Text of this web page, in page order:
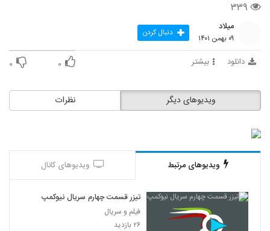
۳۳۹
میلاد
۰۹ بهمن ۱۴۰۱ دنبال کردن
دانلود بیشتر ۰ ۰
نظرات ویدیوهای دیگر
ویدیوهای مرتبط ویدیوهای کانال
تیزر قسمت چهارم سریال نیوکمپ
فیلم و سریال
۲۶ بازدید